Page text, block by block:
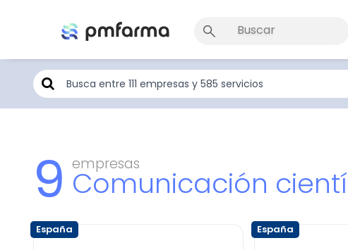
9 empresas
Comunicación
España España